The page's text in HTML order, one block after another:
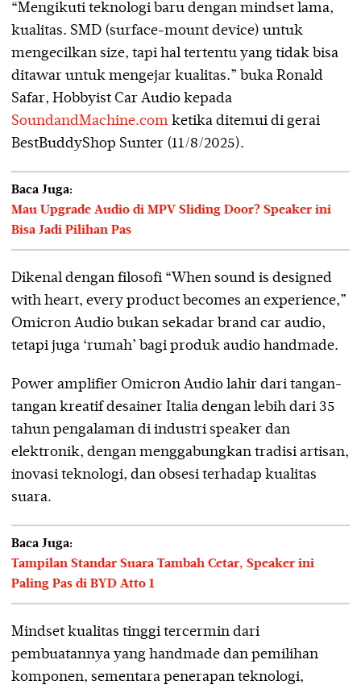
“Mengikuti teknologi baru dengan mindset lama,
kualitas. SMD (surface-mount device) untuk
mengecilkan size, tapi hal tertentu yang tidak bisa
ditawar untuk mengejar kualitas.” buka Ronald
Safar, Hobbyist Car Audio kepada
SoundandMachine.com ketika ditemui di gerai
BestBuddyShop Sunter (11/8/2025).
Baca Juga:
Mau Upgrade Audio di MPV Sliding Door? Speaker ini
Bisa Jadi Pilihan Pas
Dikenal dengan filosofi “When sound is designed
with heart, every product becomes an experience,”
Omicron Audio bukan sekadar brand car audio,
tetapi juga ‘rumah’ bagi produk audio handmade.
Power amplifier Omicron Audio lahir dari tangan-
tangan kreatif desainer Italia dengan lebih dari 35
tahun pengalaman di industri speaker dan
elektronik, dengan menggabungkan tradisi artisan,
inovasi teknologi, dan obsesi terhadap kualitas
suara.
Baca Juga:
Tampilan Standar Suara Tambah Cetar, Speaker ini
Paling Pas di BYD Atto 1
Mindset kualitas tinggi tercermin dari
pembuatannya yang handmade dan pemilihan
komponen, sementara penerapan teknologi,